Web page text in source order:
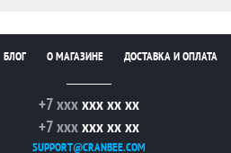
БЛОГ О МАГАЗИНЕ ДОСТАВКА И ОПЛАТА
+7 xxxxxx xx xx
+7 xxxxxx xx xx
SUPPORT@CRANBEE.COM